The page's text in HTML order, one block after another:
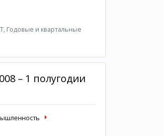
Годовые и квартальные
– 1 полугодии